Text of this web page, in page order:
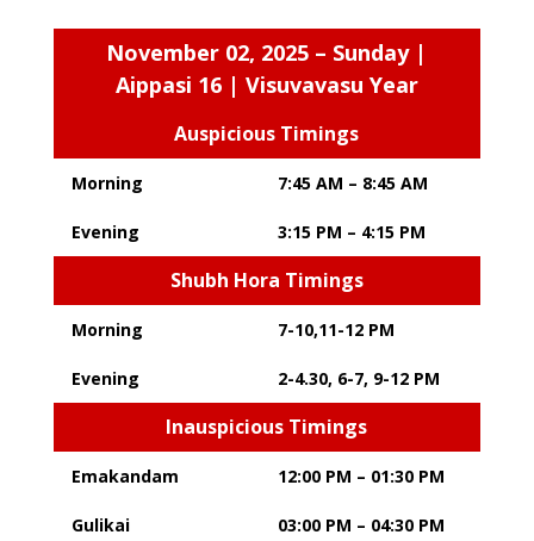
November 02, 2025 – Sunday |
Aippasi 16 | Visuvavasu Year
Auspicious Timings
Morning 7:45 AM – 8:45 AM
Evening 3:15 PM – 4:15 PM
Shubh Hora Timings
Morning 7-10,11-12 PM
Evening 2-4.30, 6-7, 9-12 PM
Inauspicious Timings
Emakandam 12:00 PM – 01:30 PM
Gulikai 03:00 PM – 04:30 PM